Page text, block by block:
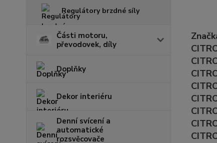
Regulátory brzdné síly
Části motoru,
převodovek, díly
Doplňky
Dekor interiéru
Denní svícení a
automatické
rozsvěcovače